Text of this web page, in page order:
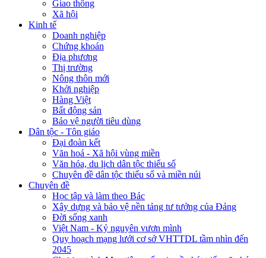
Giao thông
Xã hội
Kinh tế
Doanh nghiệp
Chứng khoán
Địa phương
Thị trường
Nông thôn mới
Khởi nghiệp
Hàng Việt
Bất động sản
Bảo vệ người tiêu dùng
Dân tộc - Tôn giáo
Đại đoàn kết
Văn hoá - Xã hội vùng miền
Văn hóa, du lịch dân tộc thiểu số
Chuyên đề dân tộc thiểu số và miền núi
Chuyên đề
Học tập và làm theo Bác
Xây dựng và bảo vệ nền tảng tư tưởng của Đảng
Đời sống xanh
Việt Nam - Kỷ nguyên vươn mình
Quy hoạch mạng lưới cơ sở VHTTDL tầm nhìn đến
2045